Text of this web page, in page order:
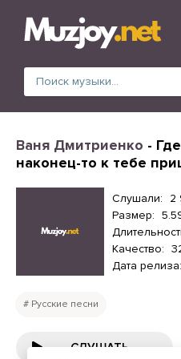
Ваня Дмитриенко -
наконец-то к тебе
Слушали:
2
Размер:
Качество:
Дата релиза:
Русские песни
СЛУШАТЬ